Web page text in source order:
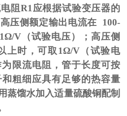
阻 R1 应根据试验变压器的
压侧额定输出电流在 100-
Ω/V（试验电压）；高压侧
上时，可取 1Ω/V（试验电
限流电阻，管于长度可按
粗细应具有足够的热容量
蒸馏水加入适量硫酸铜配制